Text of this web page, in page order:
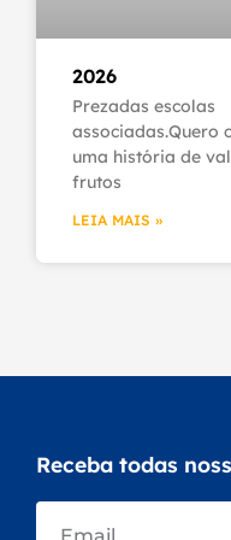
2026
Prezadas escolas
associadas.Quero
uma história de
frutos
LEIA MAIS »
Receba todas